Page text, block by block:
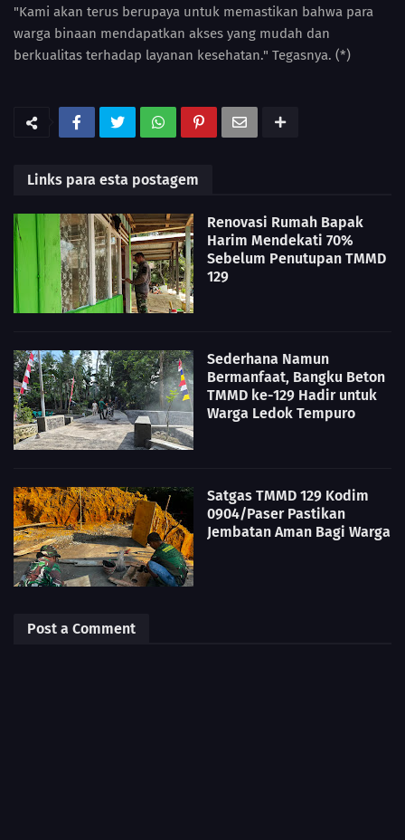
"Kami akan terus berupaya untuk memastikan bahwa para
warga binaan mendapatkan akses yang mudah dan
berkualitas terhadap layanan kesehatan." Tegasnya. (*)
Links para esta postagem
Renovasi Rumah Bapak
Harim Mendekati 70%
Sebelum Penutupan TMMD
129
Sederhana Namun
Bermanfaat, Bangku Beton
TMMD ke-129 Hadir untuk
Warga Ledok Tempuro
Satgas TMMD 129 Kodim
0904/Paser Pastikan
Jembatan Aman Bagi Warga
Post a Comment